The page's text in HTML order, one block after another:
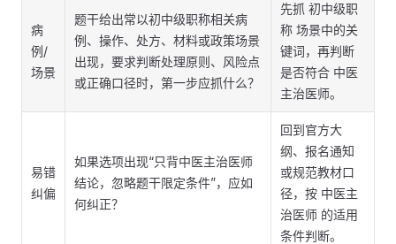
病
例/
场景
题干给出常以初中级职称相关病
例、操作、处方、材料或政策场景
出现，要求判断处理原则、风险点
或正确口径时，第一步应抓什么？
先抓 初中级职
称 场景中的关
键词，再判断
是否符合 中医
主治医师。
易错
纠偏
如果选项出现“只背中医主治医师
结论，忽略题干限定条件”，应如
何纠正？
回到官方大
纲、报名通知
或规范教材口
径，按 中医主
治医师 的适用
条件判断。